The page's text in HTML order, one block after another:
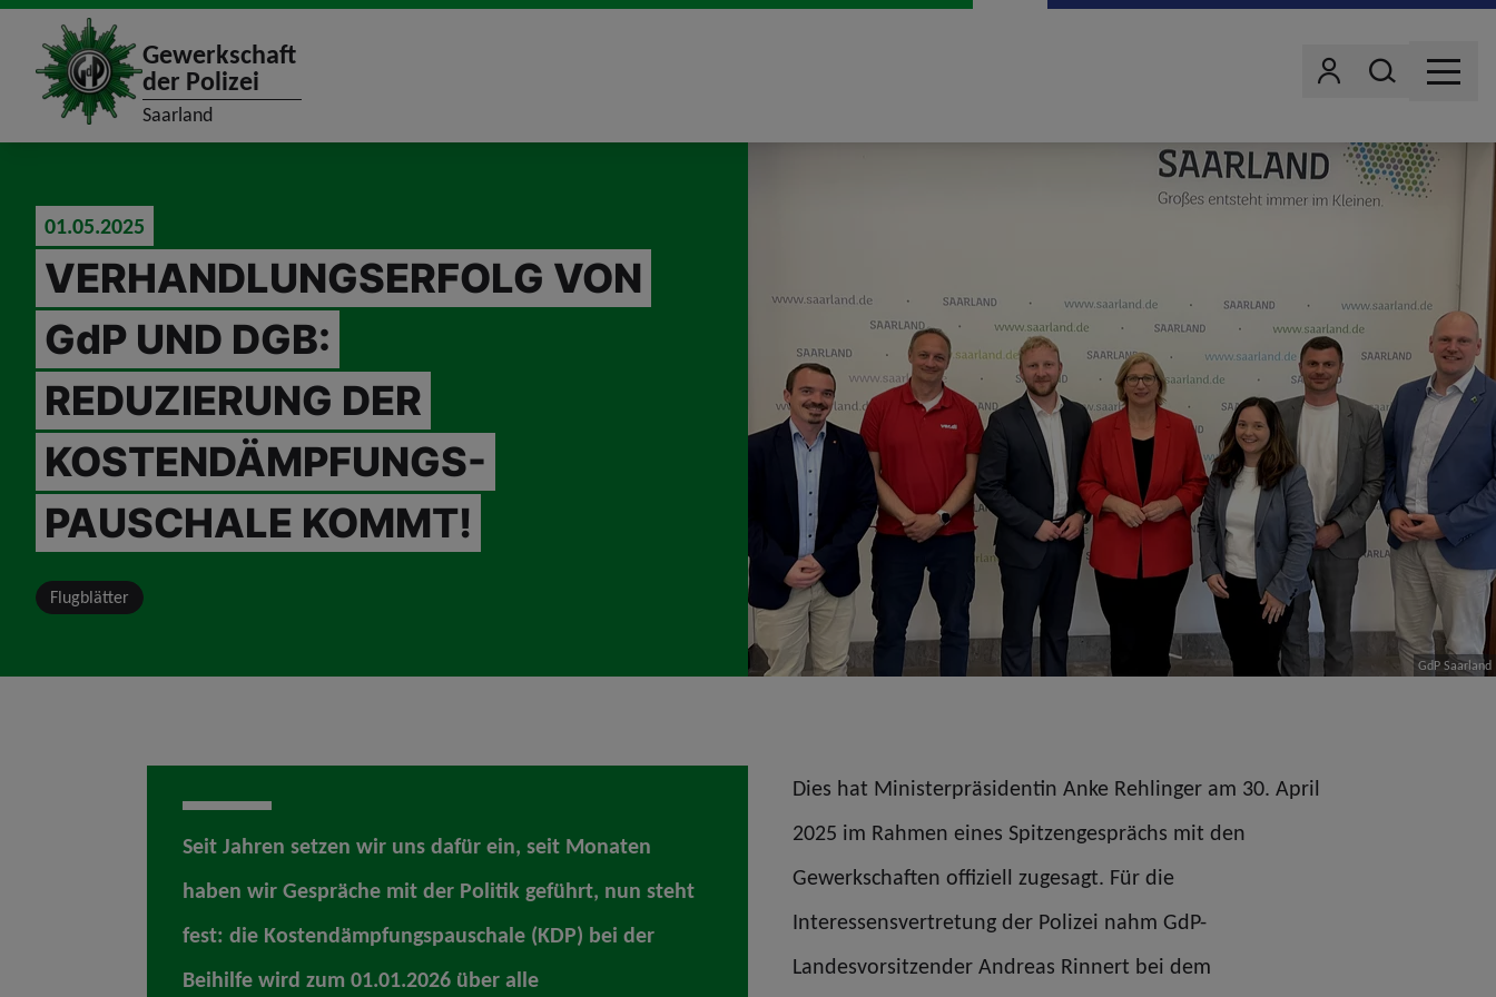
site_logo
Gewerkschaft
der Polizei
Saarland
Benutzer
Wonach suchst
MENU
GdP Saarland
01.05.2025
VERHANDLUNGSERFOLG VON
GdP UND DGB:
REDUZIERUNG DER
KOSTENDÄMPFUNGS-
PAUSCHALE KOMMT!
Flugblätter
Seit Jahren setzen wir uns dafür ein, seit Monaten
haben wir Gespräche mit der Politik geführt, nun steht
fest: die Kostendämpfungspauschale (KDP) bei der
Beihilfe wird zum 01.01.2026 über alle
Dies hat Ministerpräsidentin Anke Rehlinger am 30. April
2025 im Rahmen eines Spitzengesprächs mit den
Gewerkschaften offiziell zugesagt. Für die
Interessensvertretung der Polizei nahm GdP-
Landesvorsitzender Andreas Rinnert bei dem